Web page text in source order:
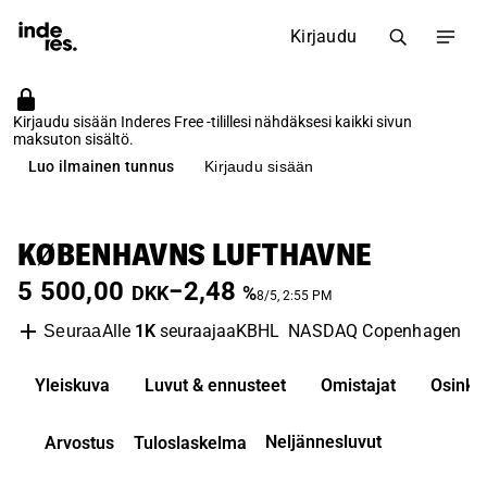
Kirjaudu
Kirjaudu sisään Inderes Free -tilillesi nähdäksesi kaikki sivun
maksuton sisältö.
Luo ilmainen tunnus
Kirjaudu sisään
KØBENHAVNS LUFTHAVNE
5 500,00 DKK−2,48 %8/5, 2:55 PM
SeuraaAlle 1KseuraajaaKBHL NASDAQ Copenhagen
Yleiskuva Luvut & ennusteet Omistajat Osinko
Arvostus Tuloslaskelma Neljännesluvut